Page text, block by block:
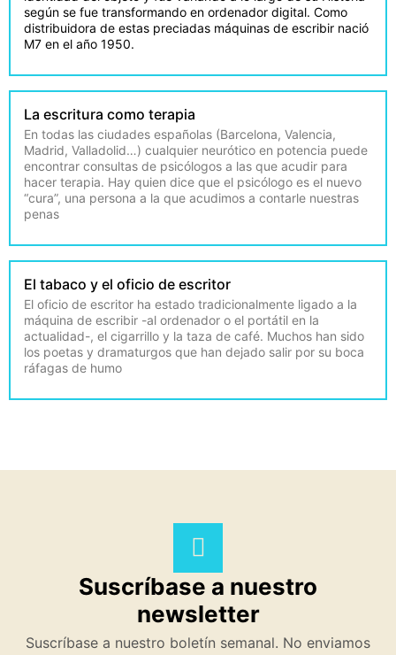
según se fue transformando en ordenador digital. Como
distribuidora de estas preciadas máquinas de escribir nació
M7 en el año 1950.
La escritura como terapia
En todas las ciudades españolas (Barcelona, Valencia,
Madrid, Valladolid…) cualquier neurótico en potencia puede
encontrar consultas de psicólogos a las que acudir para
hacer terapia. Hay quien dice que el psicólogo es el nuevo
“cura”, una persona a la que acudimos a contarle nuestras
penas
El tabaco y el oficio de escritor
El oficio de escritor ha estado tradicionalmente ligado a la
máquina de escribir -al ordenador o el portátil en la
actualidad-, el cigarrillo y la taza de café. Muchos han sido
los poetas y dramaturgos que han dejado salir por su boca
ráfagas de humo
Suscríbase a nuestro
newsletter
Suscríbase a nuestro boletín semanal. No enviamos